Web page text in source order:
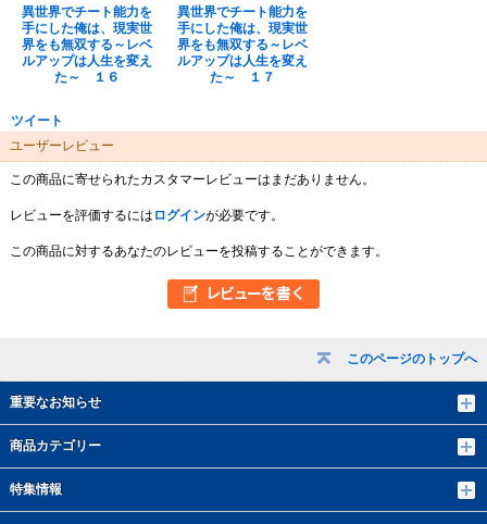
このページのトップへ
重要なお知らせ
商品カテゴリー
特集情報
異世界でチート能力を
手にした俺は、現実世
界をも無双する～レベ
ルアップは人生を変え
た～ １６
異世界でチート能力を
手にした俺は、現実世
界をも無双する～レベ
ルアップは人生を変え
た～ １７
ツイート
ユーザーレビュー
この商品に寄せられたカスタマーレビューはまだありません。
レビューを評価するには ログインが必要です。
この商品に対するあなたのレビューを投稿することができます。